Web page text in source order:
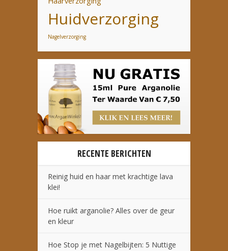
Huidverzorging
Nagelverzorging
RECENTE BERICHTEN
Reinig huid en haar met krachtige lava
klei!
Hoe ruikt arganolie? Alles over de geur
en kleur
Hoe Stop je met Nagelbijten: 5 Nuttige